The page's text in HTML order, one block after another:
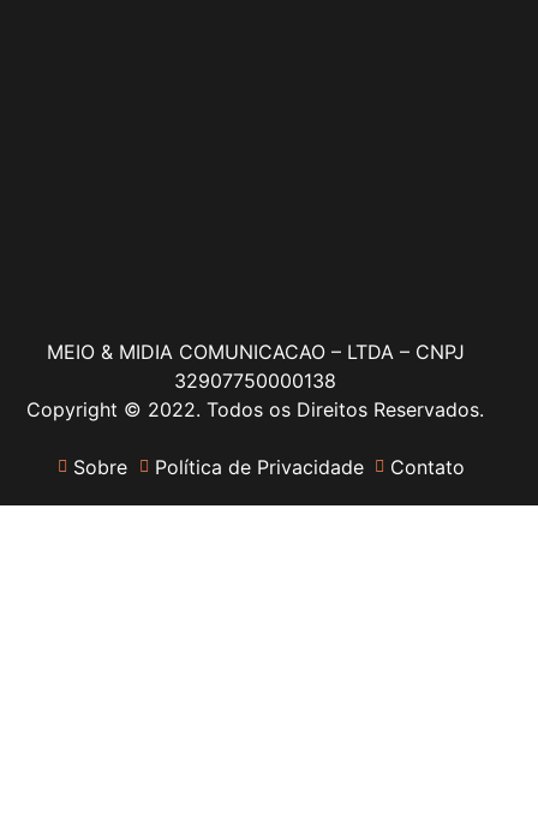
MEIO & MIDIA COMUNICACAO – LTDA – CNPJ
32907750000138
Copyright © 2022. Todos os Direitos Reservados.
Sobre Política de Privacidade Contato